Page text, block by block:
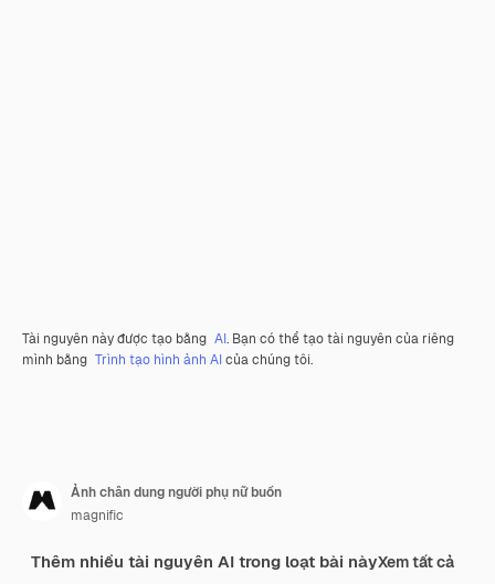
Tài nguyên này được tạo bằng AI. Bạn có thể tạo tài nguyên của riêng
mình bằng Trình tạo hình ảnh AIcủa chúng tôi.
Ảnh chân dung người phụ nữ buồn
magnific
Thêm nhiều tài nguyên AI trong loạt bài nàyXem tất cả